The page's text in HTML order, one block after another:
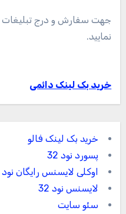
جهت سفارش و درج
نمایید.
خرید بک لینک دائمی
خرید بک لینک فالو
پسورد نود 32
اوکلی لایسنس رایگان نود 32
لایسنس نود 32
سئو سایت